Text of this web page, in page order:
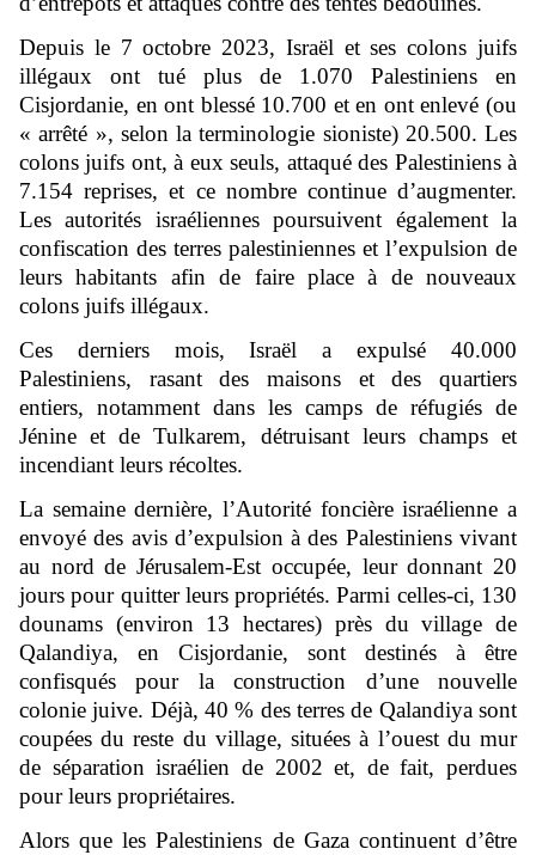
Depuis le 7 octobre 2023, Israël et ses colons juifs
illégaux ont tué plus de 1.070 Palestiniens en
Cisjordanie, en ont blessé 10.700 et en ont enlevé (ou
« arrêté », selon la terminologie sioniste) 20.500. Les
colons juifs ont, à eux seuls, attaqué des Palestiniens à
7.154 reprises, et ce nombre continue d’augmenter.
Les autorités israéliennes poursuivent également la
confiscation des terres palestiniennes et l’expulsion de
leurs habitants afin de faire place à de nouveaux
colons juifs illégaux.
Ces derniers mois, Israël a expulsé 40.000
Palestiniens, rasant des maisons et des quartiers
entiers, notamment dans les camps de réfugiés de
Jénine et de Tulkarem, détruisant leurs champs et
incendiant leurs récoltes.
La semaine dernière, l’Autorité foncière israélienne a
envoyé des avis d’expulsion à des Palestiniens vivant
au nord de Jérusalem-Est occupée, leur donnant 20
jours pour quitter leurs propriétés. Parmi celles-ci, 130
dounams (environ 13 hectares) près du village de
Qalandiya, en Cisjordanie, sont destinés à être
confisqués pour la construction d’une nouvelle
colonie juive. Déjà, 40 % des terres de Qalandiya sont
coupées du reste du village, situées à l’ouest du mur
de séparation israélien de 2002 et, de fait, perdues
pour leurs propriétaires.
Alors que les Palestiniens de Gaza continuent d’être